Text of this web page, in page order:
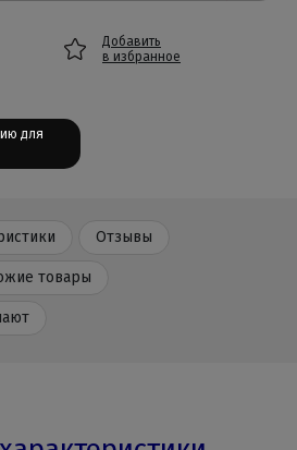
Добавить
в избранное
Отзывы
товары
для